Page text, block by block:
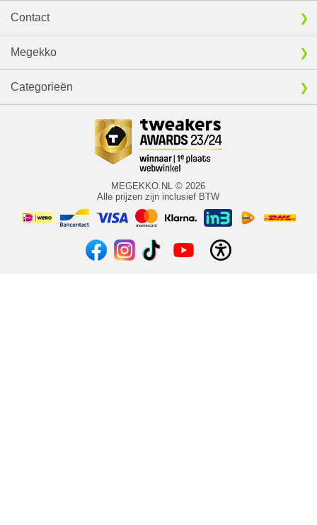
Contact
Megekko
Categorieën
MEGEKKO.NL © 2026
Alle prijzen zijn inclusief BTW